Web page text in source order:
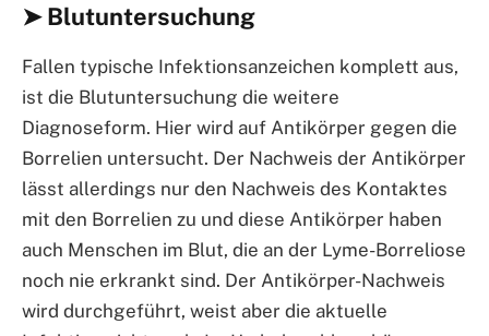
➤ Blutuntersuchung
Fallen typische Infektionsanzeichen komplett aus,
ist die Blutuntersuchung die weitere
Diagnoseform. Hier wird auf Antikörper gegen die
Borrelien untersucht. Der Nachweis der Antikörper
lässt allerdings nur den Nachweis des Kontaktes
mit den Borrelien zu und diese Antikörper haben
auch Menschen im Blut, die an der Lyme-Borreliose
noch nie erkrankt sind. Der Antikörper-Nachweis
wird durchgeführt, weist aber die aktuelle